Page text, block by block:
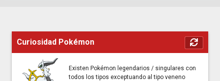
Curiosidad Pokémon
Existen Pokémon legendarios / singulares con
todos los tipos exceptuando al tipo veneno